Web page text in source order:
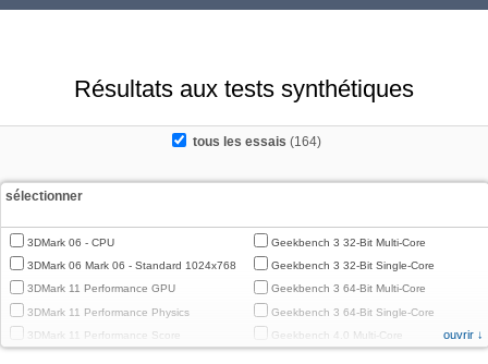
Résultats aux tests synthétiques
tous les essais (164)
sélectionner
3DMark 06 - CPU
3DMark 06 Mark 06 - Standard 1024x768
3DMark 11 Performance GPU
3DMark 11 Performance Physics
3DMark 11 Performance Score
Geekbench 3 32-Bit Multi-Core
Geekbench 3 32-Bit Single-Core
Geekbench 3 64-Bit Multi-Core
Geekbench 3 64-Bit Single-Core
Geekbench 4.0 Multi-Core
ouvrir ↓